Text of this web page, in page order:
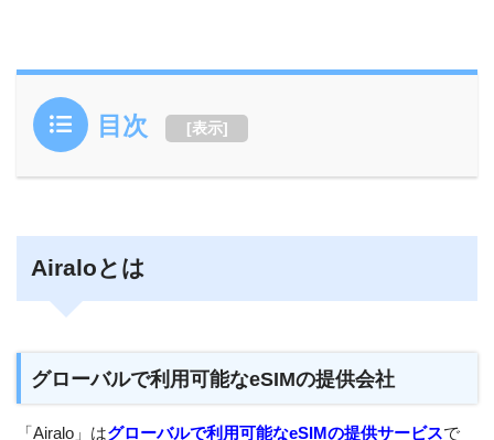
目次 [表示]
Airaloとは
グローバルで利用可能なeSIMの提供会社
「Airalo」はグローバルで利用可能なeSIMの提供サービスで